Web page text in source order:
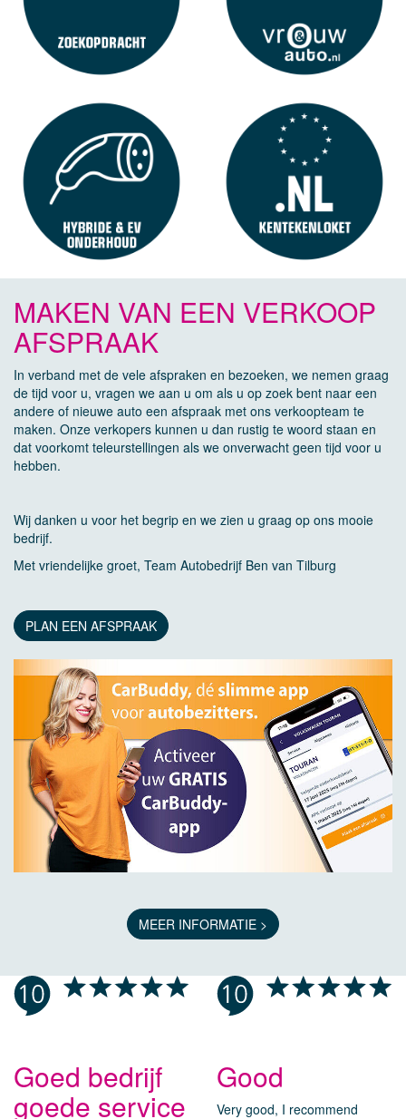
MAKEN VAN EEN VERKOOP
AFSPRAAK
In verband met de vele afspraken en bezoeken, we nemen graag
de tijd voor u, vragen we aan u om als u op zoek bent naar een
andere of nieuwe auto een afspraak met ons verkoopteam te
maken. Onze verkopers kunnen u dan rustig te woord staan en
dat voorkomt teleurstellingen als we onverwacht geen tijd voor u
hebben.
Wij danken u voor het begrip en we zien u graag op ons mooie
bedrijf.
Met vriendelijke groet, Team Autobedrijf Ben van Tilburg
PLAN EEN AFSPRAAK
MEER INFORMATIE >
Goed bedrijf
goede service
Good
Very good, I recommend